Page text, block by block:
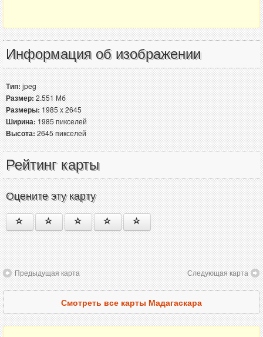
Информация об изображении
Тип:jpeg
Размер:2.551 Мб
Размеры:1985 x 2645
Ширина:1985 пикселей
Высота:2645 пикселей
Рейтинг карты
Оцените эту карту
Предыдущая карта Следующая карта
Смотреть все карты Мадагаскара